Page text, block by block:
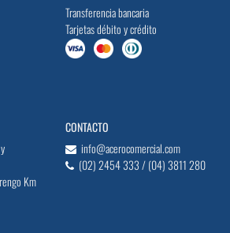
Transferencia bancaria
Tarjetas débito y crédito
Km
CONTACTO
info@acerocomercial.com
(02) 2454 333 / (04) 3811 280